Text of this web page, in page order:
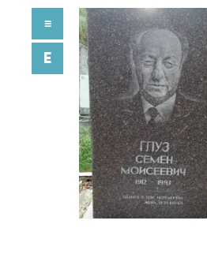
≡
E